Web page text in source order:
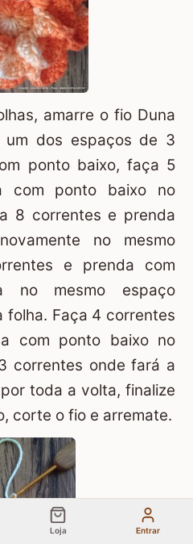
amarre o fio Duna
um dos espaços de 3
ponto baixo, faça 5
com ponto baixo no
8 correntes e prenda
no mesmo
e prenda com
no mesmo espaço
folha. Faça 4 correntes
com ponto baixo no
correntes onde fará a
toda a volta, finalize
corte o fio e arremate.
Loja Entrar